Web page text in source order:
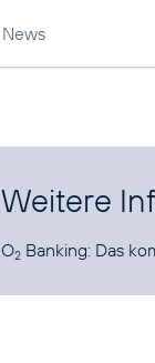
News
Weitere
O2 Banking: Das